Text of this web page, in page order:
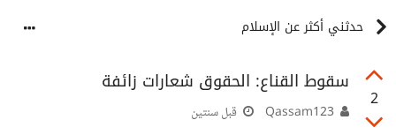
حدثني أكثر عن الإسلام
2
سقوط القناع: الحقوق شعارات زائفة
قبل سنتين